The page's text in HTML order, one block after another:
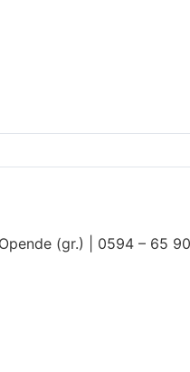
(gr.) | 0594 – 65